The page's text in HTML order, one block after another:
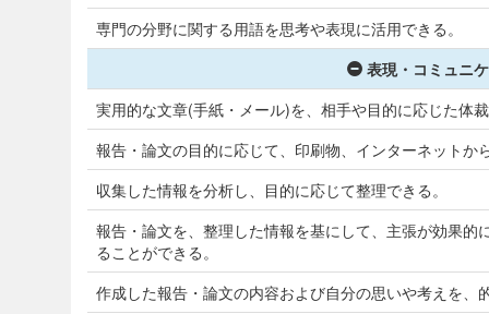
専門の分野に関する用語を思考や表現に活用できる。
表現・コミュニ
実用的な文章(手紙・メール)を、相手や目的に応じた体
報告・論文の目的に応じて、印刷物、インターネットか
収集した情報を分析し、目的に応じて整理できる。
報告・論文を、整理した情報を基にして、主張が効果
ることができる。
作成した報告・論文の内容および自分の思いや考えを、